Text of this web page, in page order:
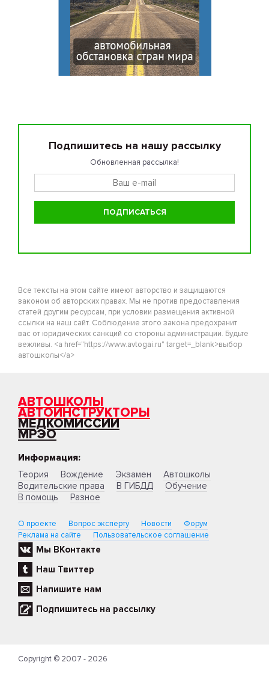
Подпишитесь на нашу рассылку
Обновленная рассылка!
Все тексты на этом сайте имеют авторство и защищаются
законом об авторских правах. Мы не против предоставления
статей другим ресурсам, при условии размещения активной
ссылки на наш сайт. Соблюдение этого закона предохранит
вас от юридических санкций со стороны администрации. Будьте
вежливы. <a href="https://www.avtogai.ru" target=_blank>выбор
автошколы</a>
АВТОШКОЛЫ
АВТОИНСТРУКТОРЫ
МЕДКОМИССИИ
МРЭО
Информация:
Теория
Вождение Экзамен
Автошколы
Водительские права
В ГИБДД
Обучение
В помощь
Разное
О проекте Вопрос эксперту Новости
Форум
Реклама на сайте
Пользовательское соглашение
Мы ВКонтакте
Наш Твиттер
Напишите нам
Подпишитесь на рассылку
Copyright © 2007 - 2026